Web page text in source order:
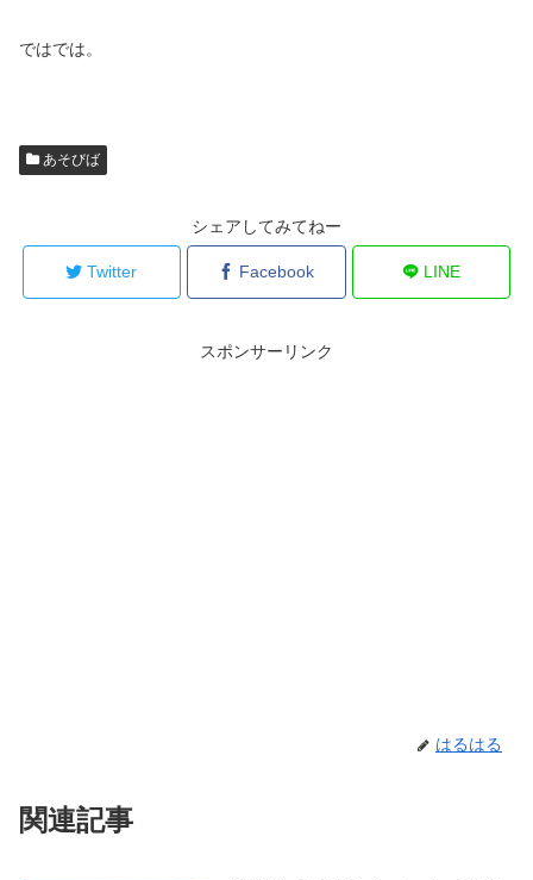
ではでは。
あそびば
シェアしてみてねー
Twitter Facebook LINE
スポンサーリンク
はるはる
関連記事